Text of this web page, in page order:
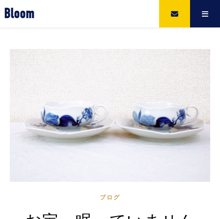
Bloom
ブログ